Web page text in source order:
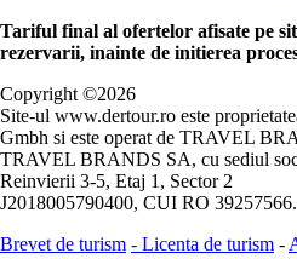
Tariful final al ofertelor afisate pe
rezervarii, inainte de initierea
Copyright ©2026
Site-ul www.dertour.ro este
Gmbh si este operat de TRAVEL
TRAVEL BRANDS SA, cu sediul
Reinvierii 3-5, Etaj 1, Sector 2
J2018005790400, CUI RO 39257566.
Brevet de turism - Licenta de turism -